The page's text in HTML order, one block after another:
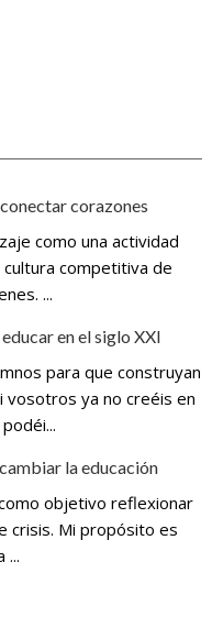
corazones
como una actividad
competitiva de
...
en el siglo XXI
para que construyan
vosotros ya no creéis en
la educación
objetivo reflexionar
crisis. Mi propósito es
...